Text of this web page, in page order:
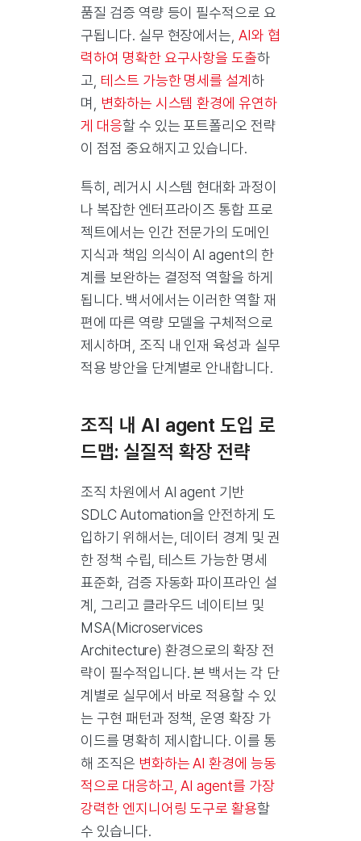
품질 검증 역량 등이 필수적으로 요
구됩니다. 실무 현장에서는,AI와 협
력하여 명확한 요구사항을 도출하
고, 테스트 가능한 명세를 설계하
며, 변화하는 시스템 환경에 유연하
게 대응할 수 있는 포트폴리오 전략
이 점점 중요해지고 있습니다.
특히, 레거시 시스템 현대화 과정이
나 복잡한 엔터프라이즈 통합 프로
젝트에서는 인간 전문가의 도메인
지식과 책임 의식이 AI agent의 한
계를 보완하는 결정적 역할을 하게
됩니다. 백서에서는 이러한 역할 재
편에 따른 역량 모델을 구체적으로
제시하며, 조직 내 인재 육성과 실무
적용 방안을 단계별로 안내합니다.
조직 내 AI agent 도입 로
드맵: 실질적 확장 전략
조직 차원에서 AI agent 기반
SDLC Automation을 안전하게 도
입하기 위해서는, 데이터 경계 및 권
한 정책 수립, 테스트 가능한 명세
표준화, 검증 자동화 파이프라인 설
계, 그리고 클라우드 네이티브 및
MSA(Microservices
Architecture) 환경으로의 확장 전
략이 필수적입니다. 본 백서는 각 단
계별로 실무에서 바로 적용할 수 있
는 구현 패턴과 정책, 운영 확장 가
이드를 명확히 제시합니다. 이를 통
해 조직은 변화하는 AI 환경에 능동
적으로 대응하고, AI agent를 가장
강력한 엔지니어링 도구로 활용할
수 있습니다.